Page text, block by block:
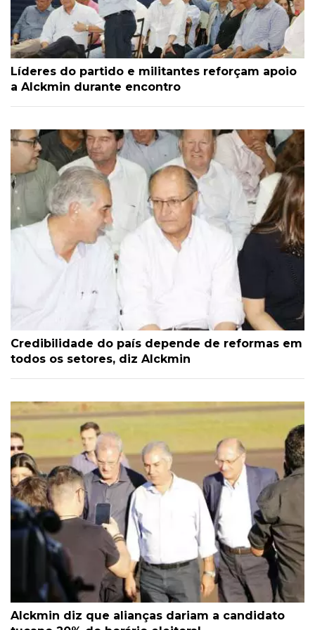
Líderes do partido e militantes reforçam apoio
a Alckmin durante encontro
Credibilidade do país depende de reformas em
todos os setores, diz Alckmin
Alckmin diz que alianças dariam a candidato